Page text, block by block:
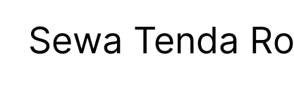
Sewa Tenda